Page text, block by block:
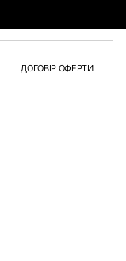
ДОГОВІР ОФЕРТИ